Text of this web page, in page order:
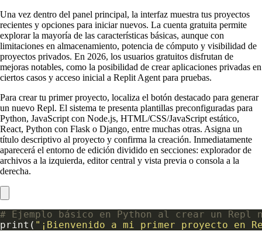
Una vez dentro del panel principal, la interfaz muestra tus proyectos
recientes y opciones para iniciar nuevos. La cuenta gratuita permite
explorar la mayoría de las características básicas, aunque con
limitaciones en almacenamiento, potencia de cómputo y visibilidad de
proyectos privados. En 2026, los usuarios gratuitos disfrutan de
mejoras notables, como la posibilidad de crear aplicaciones privadas en
ciertos casos y acceso inicial a Replit Agent para pruebas.
Para crear tu primer proyecto, localiza el botón destacado para generar
un nuevo Repl. El sistema te presenta plantillas preconfiguradas para
Python, JavaScript con Node.js, HTML/CSS/JavaScript estático,
React, Python con Flask o Django, entre muchas otras. Asigna un
título descriptivo al proyecto y confirma la creación. Inmediatamente
aparecerá el entorno de edición dividido en secciones: explorador de
archivos a la izquierda, editor central y vista previa o consola a la
derecha.
# Ejemplo básico en Python al crear un Repl
print( "¡Bienvenido a mi primer proyecto en